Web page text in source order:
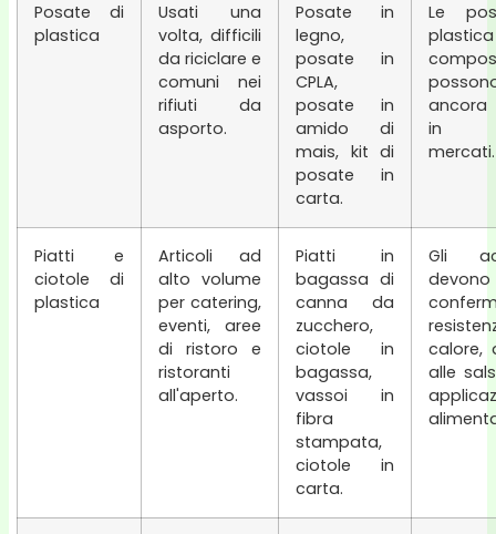
Posate di
plastica
Usati una
volta, difficili
da riciclare e
comuni nei
rifiuti da
asporto.
Posate in
legno,
posate in
CPLA,
posate in
amido di
mais, kit di
posate in
carta.
Le
plastica
ancora
in
mercati.
Piatti e
ciotole di
plastica
Articoli ad
alto volume
per catering,
eventi, aree
di ristoro e
ristoranti
all'aperto.
Piatti in
bagassa di
canna da
zucchero,
ciotole in
bagassa,
vassoi in
fibra
stampata,
ciotole in
carta.
Gli
devono
calore,
alle